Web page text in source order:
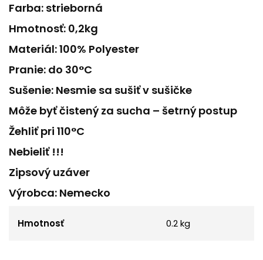
Farba: strieborná
Hmotnosť: 0,2kg
Materiál: 100% Polyester
Pranie: do 30°C
Sušenie: Nesmie sa sušiť v sušičke
Môže byť čistený za sucha – šetrný postup
Žehliť pri 110°C
Nebieliť !!!
Zipsový uzáver
Výrobca: Nemecko
Hmotnosť 0.2 kg